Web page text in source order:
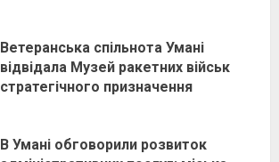
Ветеранська спільнота Умані
відвідала Музей ракетних військ
стратегічного призначення
В Умані обговорили розвиток